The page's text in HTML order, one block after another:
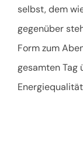
selbst, dem
gegenüber
Form zum
gesamten Tag